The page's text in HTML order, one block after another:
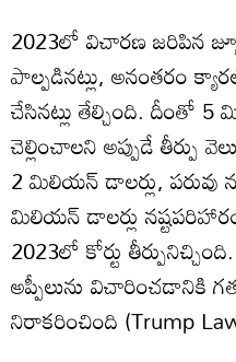
2023లో విచారణ జరిపిన
పాల్పడినట్లు, అనంతరం
చేసినట్లు తేల్చింది. దీంతో
చెల్లించాలని అప్పుడే తీర్పు
2 మిలియన్ డాలర్లు, పరువు
మిలియన్ డాలర్లు
2023లో కోర్టు
అప్పీలును విచారించడానికి
నిరాకరించింది (Trump